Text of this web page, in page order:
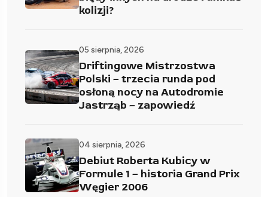
kolizji?
05 sierpnia, 2026
Driftingowe Mistrzostwa
Polski – trzecia runda pod
osłoną nocy na Autodromie
Jastrząb – zapowiedź
04 sierpnia, 2026
Debiut Roberta Kubicy w
Formule 1 – historia Grand Prix
Węgier 2006